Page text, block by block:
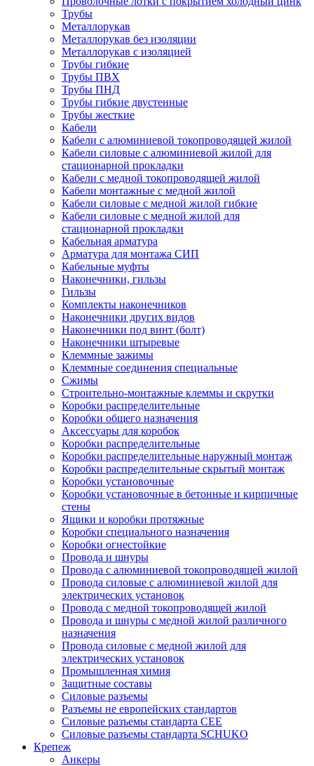
Трубы
Металлорукав
Металлорукав без изоляции
Металлорукав с изоляцией
Трубы гибкие
Трубы ПВХ
Трубы ПНД
Трубы гибкие двустенные
Трубы жесткие
Кабели
Кабели с алюминиевой токопроводящей жилой
Кабели силовые с алюминиевой жилой для
стационарной прокладки
Кабели с медной токопроводящей жилой
Кабели монтажные с медной жилой
Кабели силовые с медной жилой гибкие
Кабели силовые с медной жилой для
стационарной прокладки
Кабельная арматура
Арматура для монтажа СИП
Кабельные муфты
Наконечники, гильзы
Гильзы
Комплекты наконечников
Наконечники других видов
Наконечники под винт (болт)
Наконечники штыревые
Клеммные зажимы
Клеммные соединения специальные
Сжимы
Строительно-монтажные клеммы и скрутки
Коробки распределительные
Коробки общего назначения
Аксессуары для коробок
Коробки распределительные
Коробки распределительные наружный монтаж
Коробки распределительные скрытый монтаж
Коробки установочные
Коробки установочные в бетонные и кирпичные
стены
Ящики и коробки протяжные
Коробки специального назначения
Коробки огнестойкие
Провода и шнуры
Провода с алюминиевой токопроводящей жилой
Провода силовые с алюминиевой жилой для
электрических установок
Провода с медной токопроводящей жилой
Провода и шнуры с медной жилой различного
назначения
Провода силовые с медной жилой для
электрических установок
Промышленная химия
Защитные составы
Силовые разъемы
Разъемы не европейских стандартов
Силовые разъемы стандарта CEE
Силовые разъемы стандарта SCHUKO
Крепеж
Анкеры